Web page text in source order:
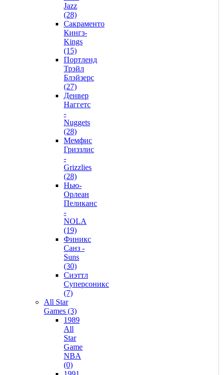
Jazz
(28)
Сакраменто
Кингз-
Kings
(15)
Портленд
Трэйл
Блэйзерс
(27)
Денвер
Наггетс
-
Nuggets
(28)
Мемфис
Гриззлис
-
Grizzlies
(28)
Нью-
Орлеан
Пеликанс
-
NOLA
(19)
Финикс
Санз -
Suns
(30)
Сиэттл
Суперсоникс
(7)
All Star
Games (3)
1989
All
Star
Game
NBA
(0)